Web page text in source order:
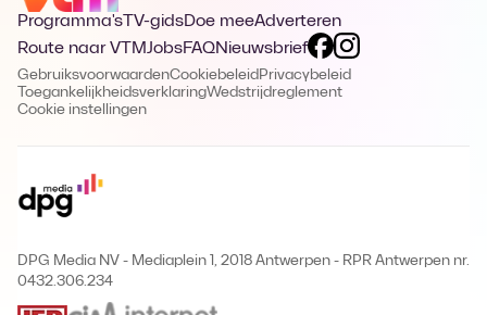
Programma'sTV-gidsDoe meeAdverteren
Route naar VTMJobsFAQNieuwsbrief
GebruiksvoorwaardenCookiebeleid Privacybeleid
ToegankelijkheidsverklaringWedstrijdreglement
Cookie instellingen
DPG Media NV - Mediaplein 1, 2018 Antwerpen - RPR Antwerpen nr.
0432.306.234